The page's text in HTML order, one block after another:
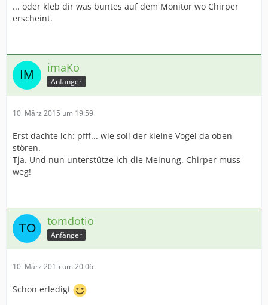
... oder kleb dir was buntes auf dem Monitor wo Chirper
erscheint.
imaKo
Anfänger
10. März 2015 um 19:59
Erst dachte ich: pfff... wie soll der kleine Vogel da oben
stören.
Tja. Und nun unterstütze ich die Meinung. Chirper muss
weg!
tomdotio
Anfänger
10. März 2015 um 20:06
Schon erledigt